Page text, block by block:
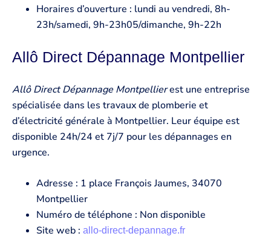
Horaires d’ouverture : lundi au vendredi, 8h-
23h/samedi, 9h-23h05/dimanche, 9h-22h
Allô Direct Dépannage Montpellier
Allô Direct Dépannage Montpellierest une entreprise
spécialisée dans les travaux de plomberie et
d’électricité générale à Montpellier. Leur équipe est
disponible 24h/24 et 7j/7 pour les dépannages en
urgence.
Adresse : 1 place François Jaumes, 34070
Montpellier
Numéro de téléphone : Non disponible
Site web : allo-direct-depannage.fr